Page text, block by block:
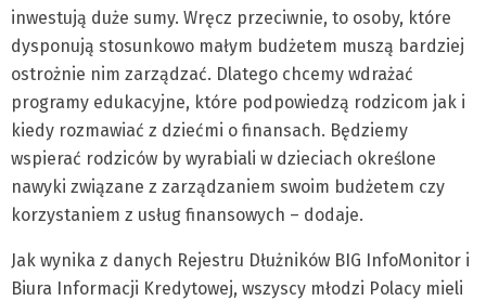
inwestują duże sumy. Wręcz przeciwnie, to osoby, które
dysponują stosunkowo małym budżetem muszą bardziej
ostrożnie nim zarządzać. Dlatego chcemy wdrażać
programy edukacyjne, które podpowiedzą rodzicom jak i
kiedy rozmawiać z dziećmi o finansach. Będziemy
wspierać rodziców by wyrabiali w dzieciach określone
nawyki związane z zarządzaniem swoim budżetem czy
korzystaniem z usług finansowych – dodaje.
Jak wynika z danych Rejestru Dłużników BIG InfoMonitor i
Biura Informacji Kredytowej, wszyscy młodzi Polacy mieli